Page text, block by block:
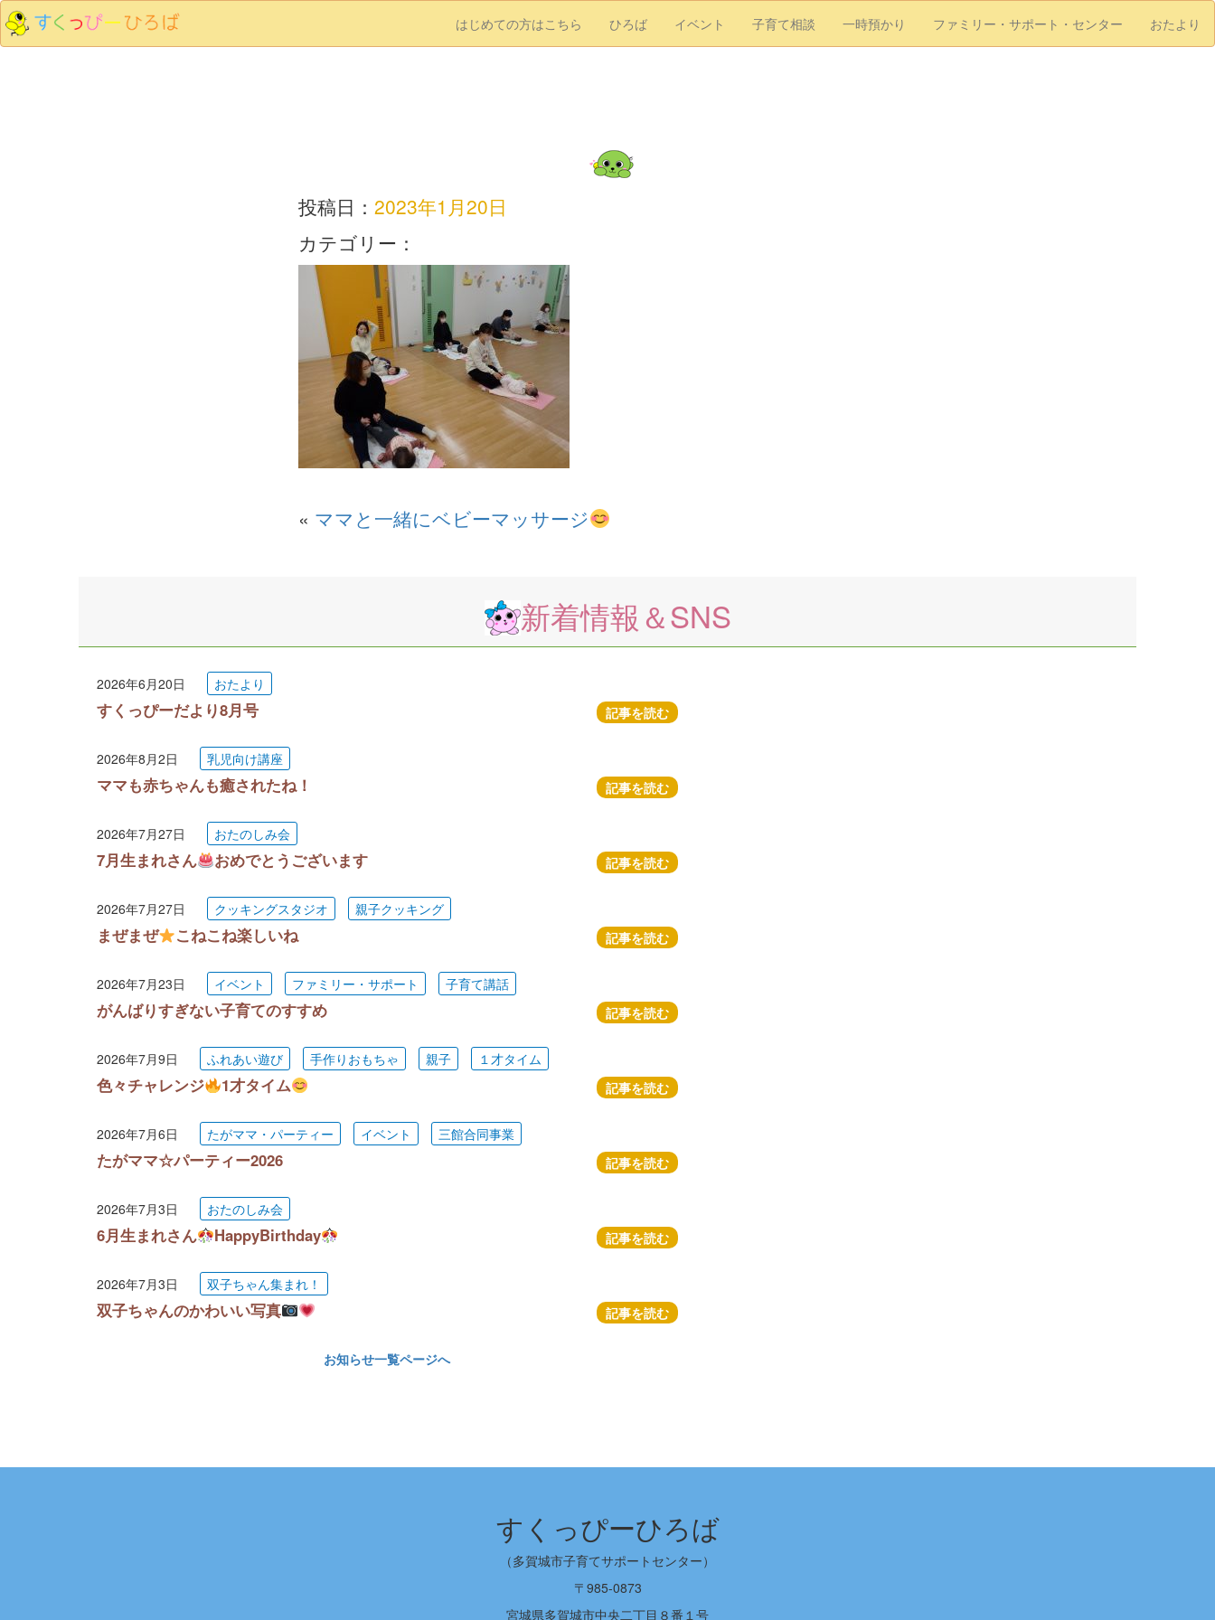
はじめての方はこちら ひろば イベント 子育て相談 一時預かり ファミリー・サポート・センター おたより
投稿日： 2023年1月20日
カテゴリー：
« ママと一緒にベビーマッサージ
新着情報＆SNS
2026年6月20日 おたより
すくっぴーだより8月号 記事を読む
2026年8月2日 乳児向け講座
ママも赤ちゃんも癒されたね！ 記事を読む
2026年7月27日 おたのしみ会
7月生まれさん おめでとうございます 記事を読む
2026年7月27日 クッキングスタジオ 親子クッキング
まぜまぜ こねこね楽しいね 記事を読む
2026年7月23日 イベント ファミリー・サポート 子育て講話
がんばりすぎない子育てのすすめ 記事を読む
2026年7月9日 ふれあい遊び 手作りおもちゃ 親子 １才タイム
色々チャレンジ 1才タイム 記事を読む
2026年7月6日 たがママ・パーティー イベント 三館合同事業
たがママ☆パーティー2026 記事を読む
2026年7月3日 おたのしみ会
6月生まれさん HappyBirthday 記事を読む
2026年7月3日 双子ちゃん集まれ！
双子ちゃんのかわいい写真 記事を読む
お知らせ一覧ページへ
すくっぴーひろば
（多賀城市子育てサポートセンター）
〒985-0873
宮城県多賀城市中央二丁目８番１号